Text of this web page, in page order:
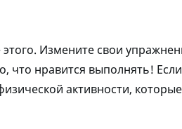
Измените свои
что нравится выполнять!
активности,